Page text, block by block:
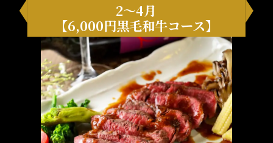
2～4月
【6,000円黒毛和牛コース】